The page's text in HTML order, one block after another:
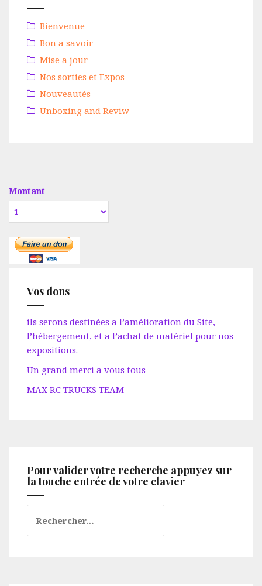
Bienvenue
Bon a savoir
Mise a jour
Nos sorties et Expos
Nouveautés
Unboxing and Reviw
Montant
Vos dons
ils serons destinées a l’amélioration du Site,
l’hébergement, et a l’achat de matériel pour nos
expositions.
Un grand merci a vous tous
MAX RC TRUCKS TEAM
Pour valider votre recherche appuyez sur
la touche entrée de votre clavier